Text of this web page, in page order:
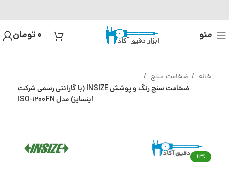
منو 0تومان
خانه ضخامت سنج
ضخامت سنج رنگ و پوشش INSIZE (با گارانتی رسمی شرکت
اینسایز) مدل ISO-1200FN
-13%